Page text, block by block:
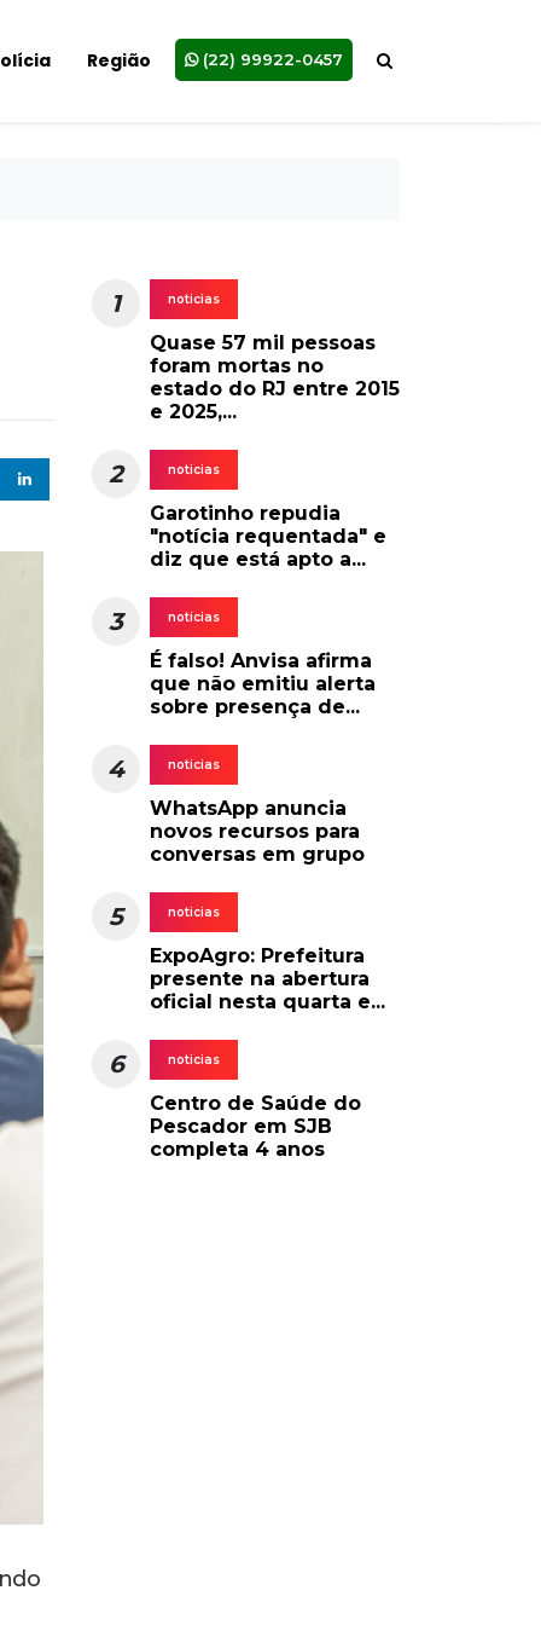
(22) 99922-0457
noticias
Quase 57 mil pessoas
foram mortas no
estado do RJ entre 2015
e 2025,...
noticias
Garotinho repudia
"notícia requentada" e
diz que está apto a...
noticias
É falso! Anvisa afirma
que não emitiu alerta
sobre presença de...
noticias
WhatsApp anuncia
novos recursos para
conversas em grupo
noticias
ExpoAgro: Prefeitura
presente na abertura
oficial nesta quarta e...
noticias
Centro de Saúde do
Pescador em SJB
completa 4 anos